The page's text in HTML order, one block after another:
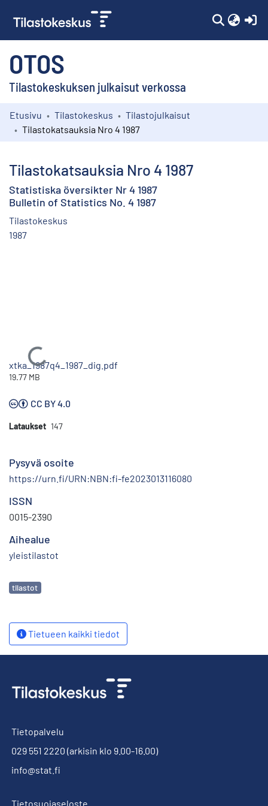
OTOS
Tilastokeskuksen julkaisut verkossa
Kokoelmat
Etusivu Tilastokeskus
Tilastojulkaisut
Tilastokatsauksia Nro 4 1987
Tilastokatsauksia Nro 4 1987
Statistiska översikter Nr 4 1987
Bulletin of Statistics No. 4 1987
Tilastokeskus
1987
Ladataan...
xtka_1987q4_1987_dig.pdf
19.77 MB
CC BY 4.0
Lataukset 147
Pysyvä osoite
https://urn.fi/URN:NBN:fi-fe2023013116080
ISSN
0015-2390
Aihealue
yleistilastot
Avainsanat
tilastot
Tietueen kaikki tiedot
Tietopalvelu
029 551 2220 (arkisin klo 9.00-16.00)
info@stat.fi
Tietosuojaseloste